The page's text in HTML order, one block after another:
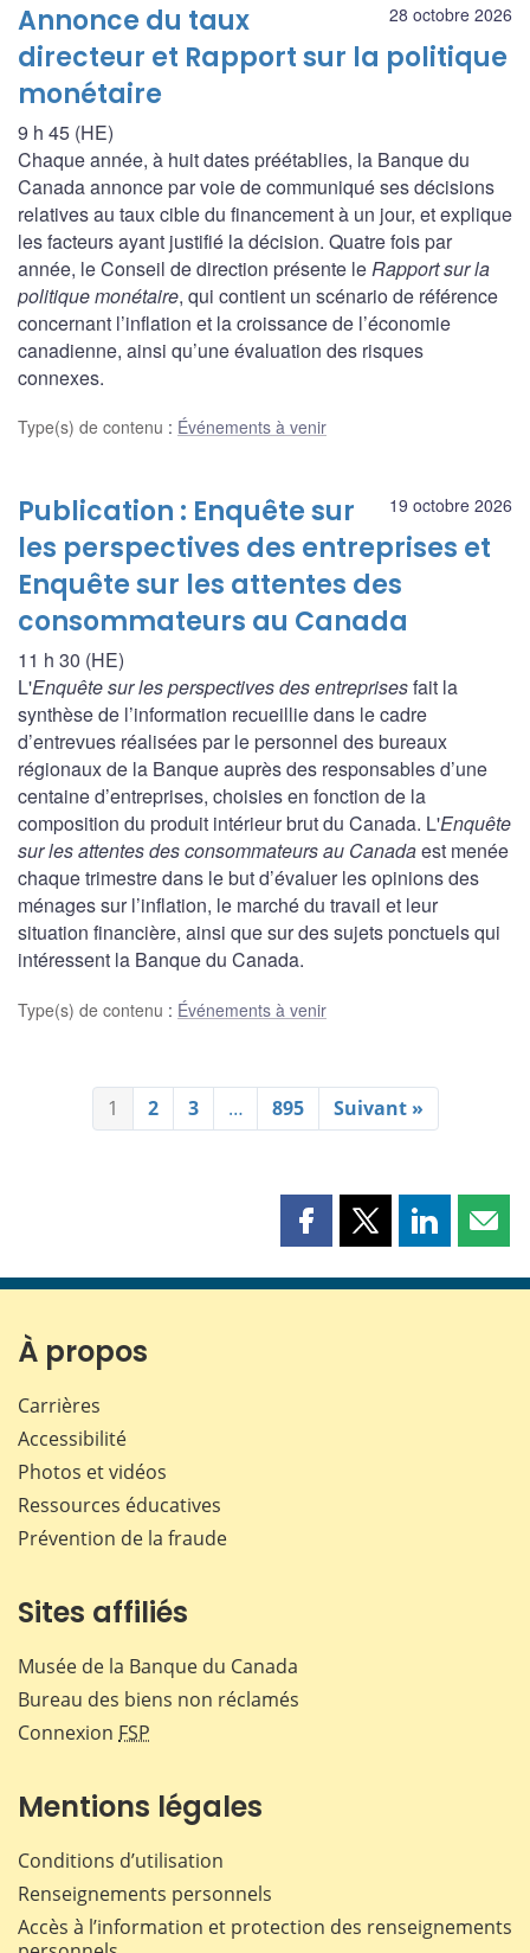
28 octobre 2026
Annonce du taux
directeur et Rapport sur la politique
monétaire
9 h 45 (HE)
Chaque année, à huit dates préétablies, la Banque du
Canada annonce par voie de communiqué ses décisions
relatives au taux cible du financement à un jour, et explique
les facteurs ayant justifié la décision. Quatre fois par
année, le Conseil de direction présente leRapport sur la
politique monétaire, qui contient un scénario de référence
concernant l’inflation et la croissance de l’économie
canadienne, ainsi qu’une évaluation des risques
connexes.
Type(s) de contenu : Événements à venir
19 octobre 2026
Publication : Enquête sur
les perspectives des entreprises et
Enquête sur les attentes des
consommateurs au Canada
11 h 30 (HE)
L'Enquête sur les perspectives des entreprisesfait la
synthèse de l’information recueillie dans le cadre
d’entrevues réalisées par le personnel des bureaux
régionaux de la Banque auprès des responsables d’une
centaine d’entreprises, choisies en fonction de la
composition du produit intérieur brut du Canada. L'Enquête
sur les attentes des consommateurs au Canadaest menée
chaque trimestre dans le but d’évaluer les opinions des
ménages sur l’inflation, le marché du travail et leur
situation financière, ainsi que sur des sujets ponctuels qui
intéressent la Banque du Canada.
Type(s) de contenu : Événements à venir
1 2 3 … 895 Suivant »
Partager
page
Partager
page
Partager
page page
À propos
Carrières
Accessibilité
Photos et vidéos
Ressources éducatives
Prévention de la fraude
Sites affiliés
Musée de la Banque du Canada
Bureau des biens non réclamés
Connexion FSP
Mentions légales
Conditions d’utilisation
Renseignements personnels
Accès à l’information et protection des renseignements